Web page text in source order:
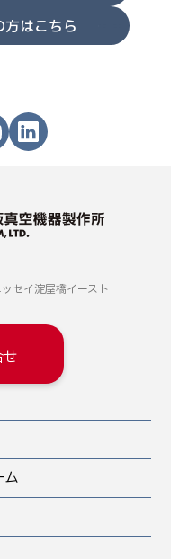
はこちら
セイ淀屋橋イースト
ム